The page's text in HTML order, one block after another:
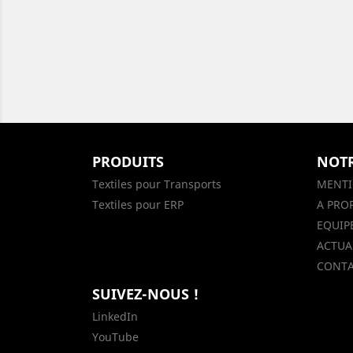
PRODUITS
Textiles pour Transports
Textiles pour ERP
A
SUIVEZ-NOUS !
LinkedIn
YouTube